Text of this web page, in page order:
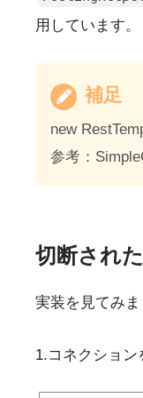
用しています。
補足
new
参考：
切断され
実装を見てみ
1.コネクショ